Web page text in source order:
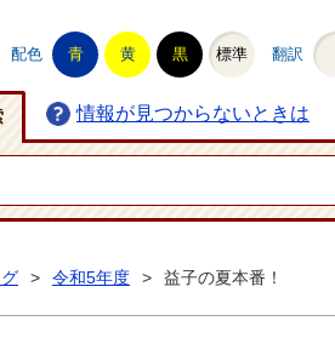
配色 青 黄 黒 標準 翻訳
情報が見つからないときは
> 令和5年度 > 益子の夏本番！